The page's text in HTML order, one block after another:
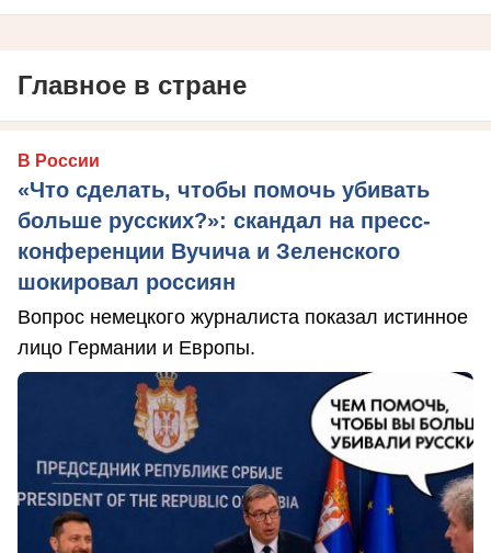
Главное в стране
В России
«Что сделать, чтобы помочь убивать
больше русских?»: скандал на пресс-
конференции Вучича и Зеленского
шокировал россиян
Вопрос немецкого журналиста показал истинное
лицо Германии и Европы.